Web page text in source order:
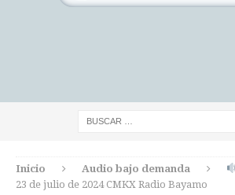
Inicio Audio bajo demanda
23 de julio de 2024 CMKX Radio Bayamo